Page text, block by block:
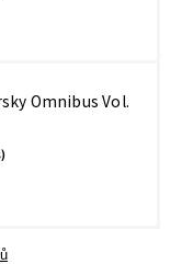
Omnibus Vol.